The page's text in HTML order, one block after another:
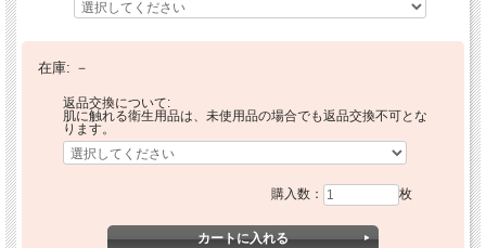
在庫: －
返品交換について:
肌に触れる衛生用品は、未使用品の場合でも返品交換不可とな
ります。
購入数： 枚